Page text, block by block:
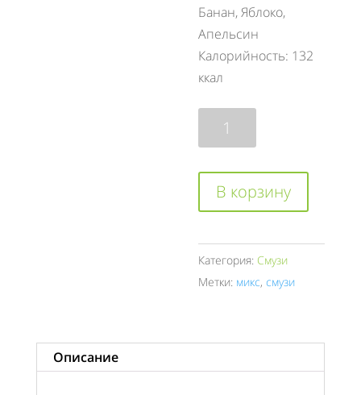
Банан, Яблоко,
Апельсин
Калорийность: 132
ккал
товара
сияниеВ корзину
Категория: Смузи
Метки: микс, смузи
Описание